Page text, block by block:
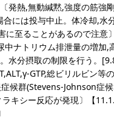
発熱,無動緘黙,強度の筋強
には投与中止。体冷却,水
至ることがあるので注意
ナトリウム排泄量の増加
水分摂取の制限を行う。
GTP,総ビリルビン等
候群(Stevens-Johnson症
キシー反応が発現〕【